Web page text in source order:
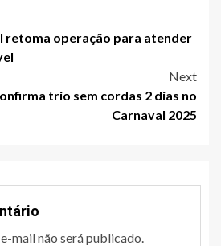
retoma operação para atender
Next
trio sem cordas 2 dias no
Carnaval 2025
mail não será publicado.